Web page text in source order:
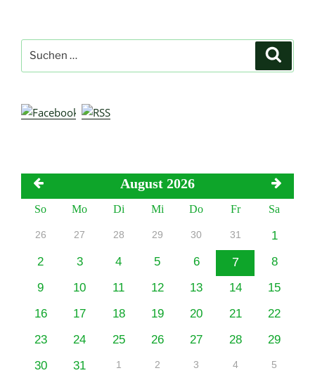
nach:
August 2026
So Mo Di Mi Do Fr Sa
26 27 28 29 30 31
1
2
3 4 5 6 7
8
9
10 11 12 13 14
15
16
17 18 19 20 21
22
23
24 25 26 27 28
29
30
31 1 2 3 4 5